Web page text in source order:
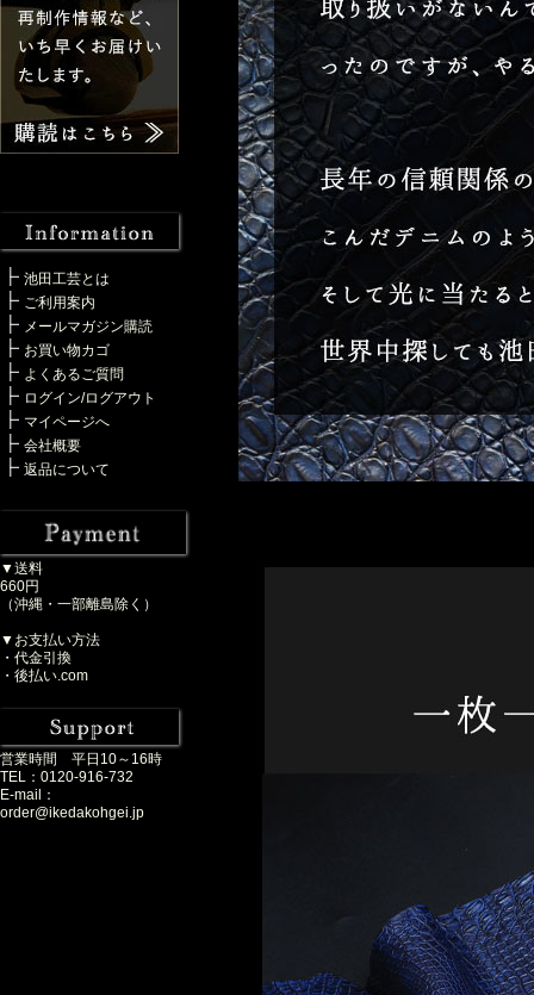
池田工芸とは
ご利用案内
メールマガジン購読
お買い物カゴ
よくあるご質問
ログイン/ログアウト
マイページへ
会社概要
返品について
▼送料
660円
（沖縄・一部離島除く）
▼お支払い方法
・代金引換
・後払い.com
営業時間 平日10～16時
TEL：0120-916-732
E-mail：
order@ikedakohgei.jp